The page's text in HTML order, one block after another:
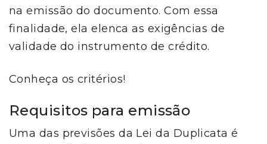
na emissão do documento. Com essa
finalidade, ela elenca as exigências de
validade do instrumento de crédito.
Conheça os critérios!
Requisitos para emissão
Uma das previsões da Lei da Duplicata é